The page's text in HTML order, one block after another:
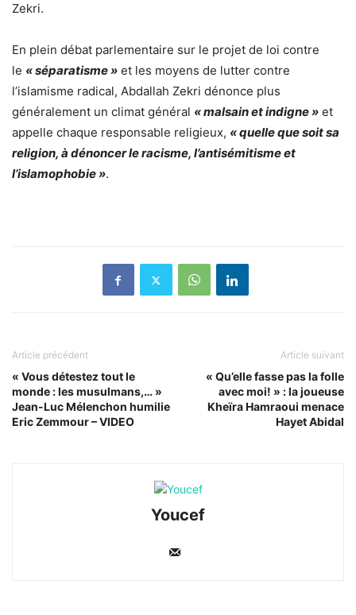
Zekri.
En plein débat parlementaire sur le projet de loi contre
le « séparatisme » et les moyens de lutter contre
l’islamisme radical, Abdallah Zekri dénonce plus
généralement un climat général « malsain et indigne » et
appelle chaque responsable religieux, « quelle que soit sa
religion, à dénoncer le racisme, l’antisémitisme et
l’islamophobie ».
Article précédent
« Vous détestez tout le
monde : les musulmans,… »
Jean-Luc Mélenchon humilie
Eric Zemmour – VIDEO
Article suivant
« Qu’elle fasse pas la folle
avec moi! » : la joueuse
Kheïra Hamraoui menace
Hayet Abidal
Youcef